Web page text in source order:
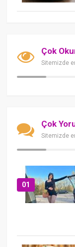
Çok
Sitemizde
Çok
Sitemizde
01